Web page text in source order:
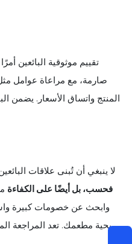
تقييم موثوقية البائعين
صارمة، مع مراعاة عوامل
المنتج واتساق الأسعار. يضمن
لا ينبغي أن تُبنى علاقات
فحسب، بل أيضًا على الكفاءة
وابحث عن خصومات كبيرة
ربحية مطعمك. تعد المراجعة